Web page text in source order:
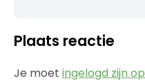
Plaats reactie
Je moet ingelogd zijn op